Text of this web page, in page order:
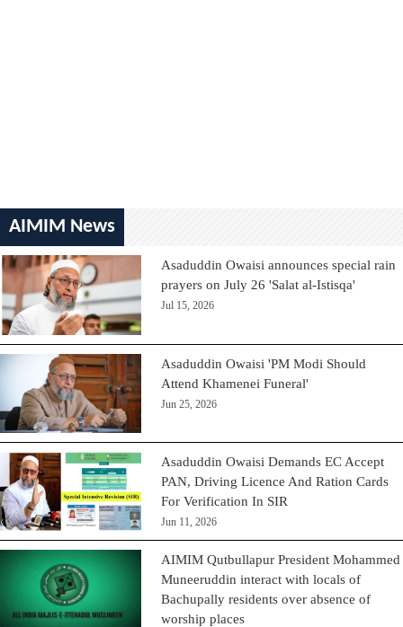
AIMIM News
Asaduddin Owaisi announces special rain
prayers on July 26 'Salat al-Istisqa'
Jul 15, 2026
Asaduddin Owaisi 'PM Modi Should
Attend Khamenei Funeral'
Jun 25, 2026
Asaduddin Owaisi Demands EC Accept
PAN, Driving Licence And Ration Cards
For Verification In SIR
Jun 11, 2026
AIMIM Qutbullapur President Mohammed
Muneeruddin interact with locals of
Bachupally residents over absence of
worship places